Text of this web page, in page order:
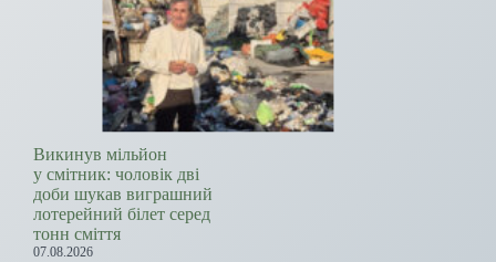
Викинув мільйон
у смітник: чоловік дві
доби шукав виграшний
лотерейний білет серед
тонн сміття
07.08.2026